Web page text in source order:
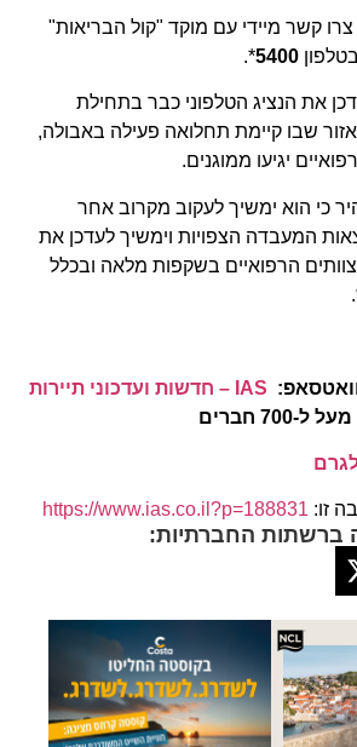
צרו קשר מיידי עם מוקד "קול הבריאות"
5400
*.
את הנציג הטלפוני כבר בתחילת
שבו קיימת תחלואה פעילה באבולה,
יגיעו ממוגנים.
כי הוא ימשיך לעקוב מקרוב אחר
המעבדה הצפויות וימשיך לעדכן את
הרפואיים בשקפות מלאה ובכלל
IAS – חדשות ועדכוני תיירות
מעל ל-700 חברים
זו: https://www.ias.co.il?p=188831
החברתיות: